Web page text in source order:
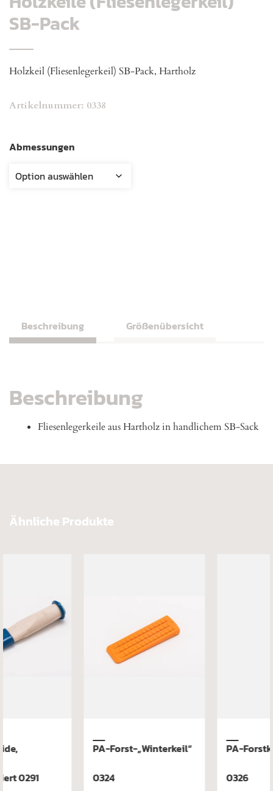
SB-Pack
Holzkeil (Fliesenlegerkeil) SB-Pack, Hartholz
Artikelnummer: 0338
Abmessungen
Beschreibung Größenübersicht
Beschreibung
Fliesenlegerkeile aus Hartholz in handlichem SB-Sack
Ähnliche Produkte
PA-Forstkeil, stark
0326
Spaltgranate 0293,20
Spaltgranate gold